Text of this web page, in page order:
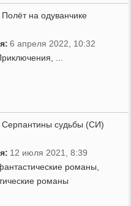
Полёт на одуванчике
6 апреля 2022, 10:32
Серпантины судьбы (СИ)
12 июля 2021, 8:39
романы
романы